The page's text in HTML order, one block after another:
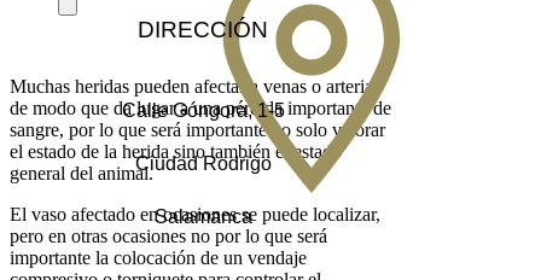
Muchas heridas pueden afectar a venas o arterias
de modo que da lugar a una pérdida importante de
sangre, por lo que será importante no solo valorar
el estado de la herida sino también el estado
general del animal.
El vaso afectado en ocasiones se puede localizar,
pero en otras ocasiones no por lo que será
importante la colocación de un vendaje
DIRECCIÓN
Calle Góngora, 1-5
Ciudad Rodrigo
Salamanca